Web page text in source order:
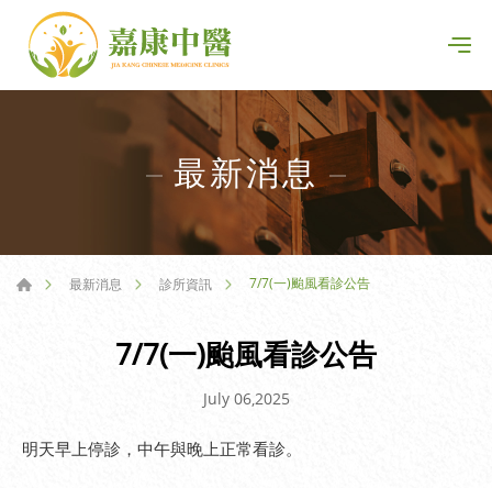
最新消息
最新消息 診所資訊 7/7(一)颱風看診公告
7/7(一)颱風看診公告
July 06,2025
明天早上停診，中午與晚上正常看診。